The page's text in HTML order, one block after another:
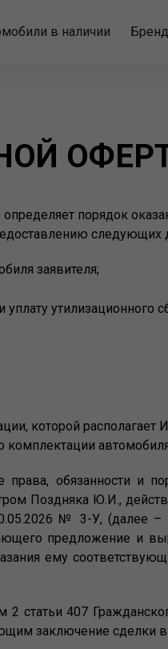
в наличии
порядок
следующих
заявителя;
утилизационного
которой
комплектации
обязанности и
Поздняка Ю.И.,
№ 3-У, (далее –
предложение и
ему
2 статьи 407
заключение сделки